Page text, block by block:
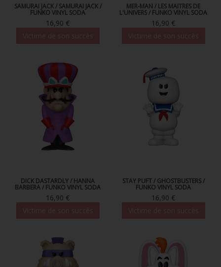
SAMURAI JACK / SAMURAI JACK /
FUNKO VINYL SODA
16,90 €
MER-MAN / LES MAITRES DE
L'UNIVERS / FUNKO VINYL SODA
16,90 €
DICK DASTARDLY / HANNA
BARBERA / FUNKO VINYL SODA
16,90 €
STAY PUFT / GHOSTBUSTERS /
FUNKO VINYL SODA
16,90 €